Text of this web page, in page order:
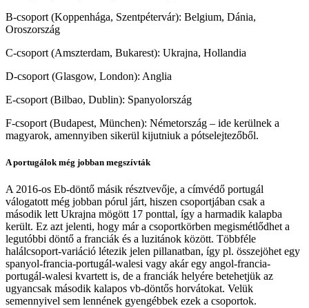
B-csoport (Koppenhága, Szentpétervár): Belgium, Dánia,
Oroszország
C-csoport (Amszterdam, Bukarest): Ukrajna, Hollandia
D-csoport (Glasgow, London): Anglia
E-csoport (Bilbao, Dublin): Spanyolország
F-csoport (Budapest, München): Németország – ide kerülnek a
magyarok, amennyiben sikerül kijutniuk a pótselejtezőből.
A portugálok még jobban megszívták
A 2016-os Eb-döntő másik résztvevője, a címvédő portugál
válogatott még jobban pórul járt, hiszen csoportjában csak a
második lett Ukrajna mögött 17 ponttal, így a harmadik kalapba
került. Ez azt jelenti, hogy már a csoportkörben megismétlődhet a
legutóbbi döntő a franciák és a luzitánok között. Többféle
halálcsoport-variáció létezik jelen pillanatban, így pl. összejöhet egy
spanyol-francia-portugál-walesi vagy akár egy angol-francia-
portugál-walesi kvartett is, de a franciák helyére betehetjük az
ugyancsak második kalapos vb-döntős horvátokat. Velük
semennyivel sem lennének gyengébbek ezek a csoportok.